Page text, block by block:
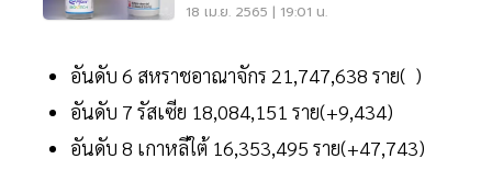
18 เม.ย. 2565 | 19:01 น.
อันดับ 6 สหราชอาณาจักร 21,747,638 ราย( )
อันดับ 7 รัสเซีย 18,084,151 ราย(+9,434)
อันดับ 8 เกาหลีใต้ 16,353,495 ราย(+47,743)